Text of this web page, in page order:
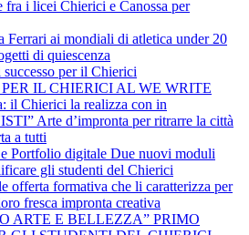
fra i licei Chierici e Canossa per
Ferrari ai mondiali di atletica under 20
di quiescenza
per il Chierici
IL CHIERICI AL WE WRITE
il Chierici la realizza con in
Arte d’impronta per ritrarre la città
a tutti
Portfolio digitale Due nuovi moduli
gli studenti del Chierici
offerta formativa che li caratterizza per
fresca impronta creativa
ARTE E BELLEZZA” PRIMO